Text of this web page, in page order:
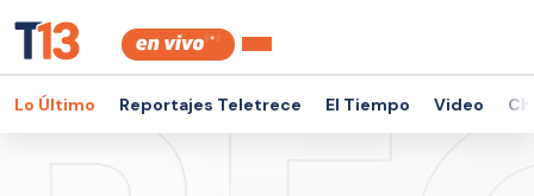
Lo Último Reportajes Teletrece El Tiempo Video